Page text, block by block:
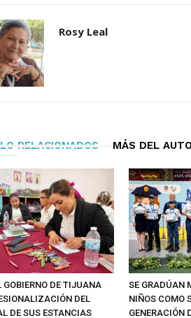
Rosy Leal
RELACIONADOS MÁS DEL
GOBIERNO DE TIJUANA
DEL
DE SUS ESTANCIAS
SE GRADÚAN
NIÑOS COMO
GENERACIÓN